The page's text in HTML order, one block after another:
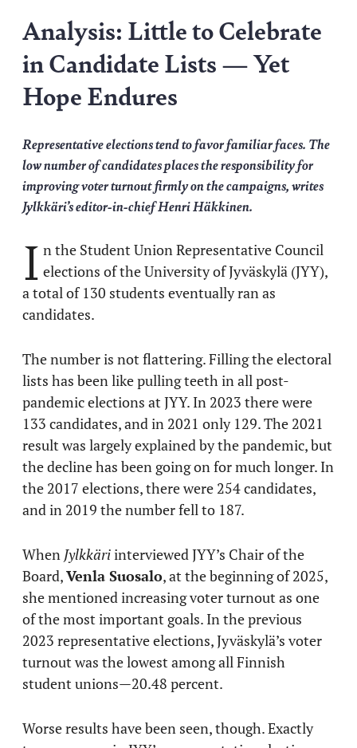
Analysis: Little to Celebrate
in Candidate Lists — Yet
Hope Endures
Representative elections tend to favor familiar faces. The
low number of candidates places the responsibility for
improving voter turnout firmly on the campaigns, writes
Jylkkäri’s editor-in-chief Henri Häkkinen.
I n the Student Union Representative Council
elections of the University of Jyväskylä (JYY),
a total of 130 students eventually ran as
candidates.
The number is not flattering. Filling the electoral
lists has been like pulling teeth in all post-
pandemic elections at JYY. In 2023 there were
133 candidates, and in 2021 only 129. The 2021
result was largely explained by the pandemic, but
the decline has been going on for much longer. In
the 2017 elections, there were 254 candidates,
and in 2019 the number fell to 187.
When Jylkkäriinterviewed JYY’s Chair of the
Board,Venla Suosalo, at the beginning of 2025,
she mentioned increasing voter turnout as one
of the most important goals. In the previous
2023 representative elections, Jyväskylä’s voter
turnout was the lowest among all Finnish
student unions—20.48 percent.
Worse results have been seen, though. Exactly